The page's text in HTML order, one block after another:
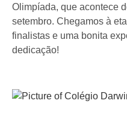
Olimpíada, que acontece
setembro. Chegamos à
finalistas e uma bonita
dedicação!